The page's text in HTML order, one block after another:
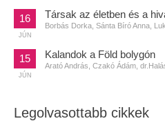
16
JÚN
Társak az életben és a
Borbás Dorka, Sánta Bíró Anna,
15
JÚN
Kalandok a Föld bolygón
Arató András, Czakó Ádám,
Legolvasottabb cikkek